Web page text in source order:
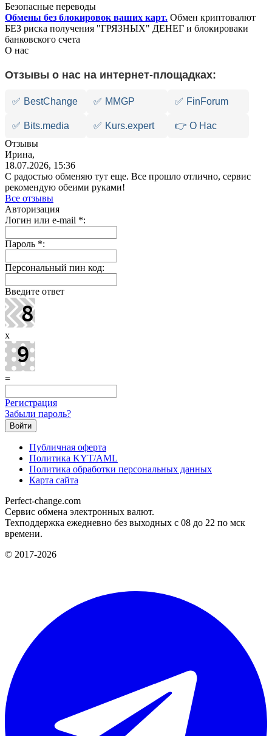
Безопасные переводы
Обмены без блокировок ваших карт. Обмен криптовалют
БЕЗ риска получения "ГРЯЗНЫХ" ДЕНЕГ и блокироваки
банковского счета
О нас
Отзывы о нас на интернет-площадках:
✅ BestChange ✅ MMGP ✅ FinForum
✅ Bits.media ✅ Kurs.expert
👉 О Нас
Отзывы
Ирина,
18.07.2026, 15:36
С радостью обменяю тут еще. Все прошло отлично, сервис
рекомендую обеими руками!
Все отзывы
Авторизация
Логин или e-mail *:
Пароль *:
Персональный пин код:
Введите ответ
x
=
Регистрация
Забыли пароль?
Публичная оферта
Политика KYT/AML
Политика обработки персональных данных
Карта сайта
Perfect-change.com
Сервис обмена электронных валют.
Техподдержка ежедневно без выходных с 08 до 22 по мск
времени.
© 2017-2026